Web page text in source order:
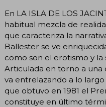
En LA ISLA DE LOS
habitual mezcla de
que caracteriza la
Ballester se ve
como son el erotismo y la
Articulada en torno a una
va entrelazando a lo largo
que obtuvo en 1981 el
constituye en último